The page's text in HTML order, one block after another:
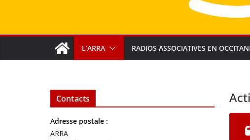
L’ARRA RADIOS ASSOCIATIVES EN
Contacts
Adresse postale :
ARRA